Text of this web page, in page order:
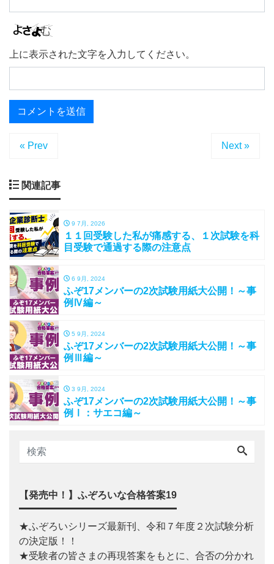
上に表示された文字を入力してください。
« Prev Next »
関連記事
9 7月, 2026
１１回受験した私が痛感する、１次試験を科
目受験で通過する際の注意点
6 9月, 2024
ふぞ17メンバーの2次試験用紙大公開！～事
例Ⅳ編～
5 9月, 2024
ふぞ17メンバーの2次試験用紙大公開！～事
例Ⅲ編～
3 9月, 2024
ふぞ17メンバーの2次試験用紙大公開！～事
例Ⅰ：サエコ編～
【発売中！】ふぞろいな合格答案19
★ふぞろいシリーズ最新刊、令和７年度２次試験分析
の決定版！！
★受験者の皆さまの再現答案をもとに、合否の分かれ